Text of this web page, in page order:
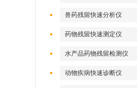
兽药残留快速分析仪
药物残留快速测定仪
水产品药物残留检测仪
动物疾病快速诊断仪